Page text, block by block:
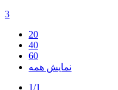
3
20
40
60
نمایش همه
1/1